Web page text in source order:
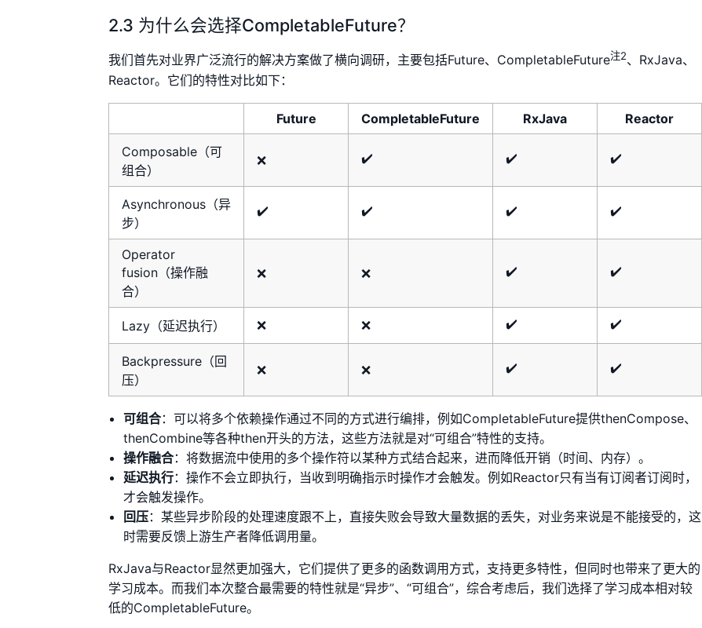
2.3 为什么会选择CompletableFuture？
我们首先对业界广泛流行的解决方案做了横向调研，主要包括Future、CompletableFuture注2、RxJava、
Reactor。它们的特性对比如下：
Future CompletableFuture RxJava Reactor
Composable（可
组合）
❌ ✔️ ✔️ ✔️
Asynchronous（异
步）
✔️ ✔️ ✔️ ✔️
Operator
fusion（操作融
合）
❌ ❌ ✔️ ✔️
Lazy（延迟执行） ❌ ❌ ✔️ ✔️
Backpressure（回
压）
❌ ❌ ✔️ ✔️
可组合：可以将多个依赖操作通过不同的方式进行编排，例如CompletableFuture提供thenCompose、
thenCombine等各种then开头的方法，这些方法就是对“可组合”特性的支持。
操作融合：将数据流中使用的多个操作符以某种方式结合起来，进而降低开销（时间、内存）。
延迟执行：操作不会立即执行，当收到明确指示时操作才会触发。例如Reactor只有当有订阅者订阅时，
才会触发操作。
回压：某些异步阶段的处理速度跟不上，直接失败会导致大量数据的丢失，对业务来说是不能接受的，这
时需要反馈上游生产者降低调用量。
RxJava与Reactor显然更加强大，它们提供了更多的函数调用方式，支持更多特性，但同时也带来了更大的
学习成本。而我们本次整合最需要的特性就是“异步”、“可组合”，综合考虑后，我们选择了学习成本相对较
低的CompletableFuture。